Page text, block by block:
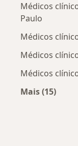
Médicos
Paulo
Médicos
Médicos
Médicos
Mais (15)